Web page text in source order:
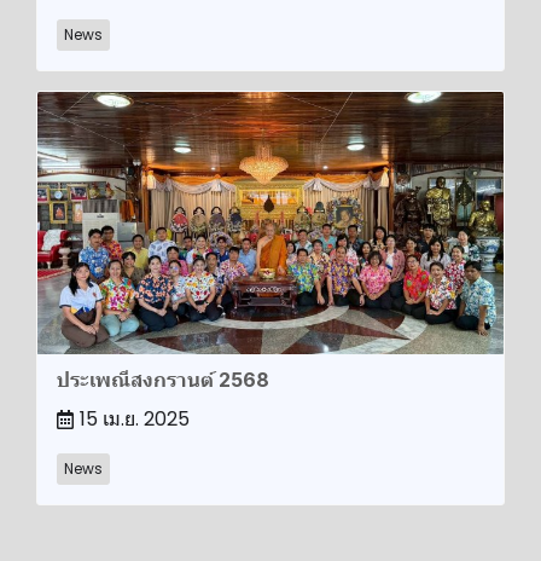
News
ประเพณีสงกรานต์ 2568
15 เม.ย. 2025
News